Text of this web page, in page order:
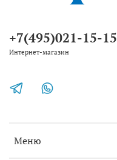
Меню
+7(495)021-15-15
Интернет-магазин